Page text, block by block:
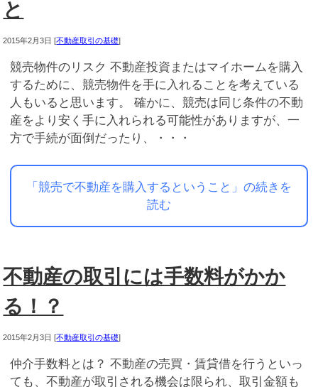
と
2015年2月3日 [不動産取引の基礎]
競売物件のリスク 不動産投資またはマイホームを購入
するために、競売物件を手に入れることを考えている
人もいると思います。 確かに、競売は同じ条件の不動
産をより安く手に入れられる可能性がありますが、一
方で手続が面倒だったり、・・・
「競売で不動産を購入するということ」の続きを
読む
不動産の取引には手数料がかか
る！？
2015年2月3日 [不動産取引の基礎]
仲介手数料とは？ 不動産の売買・賃貸借を行うといっ
ても、不動産が取引される機会は限られ、取引金額も